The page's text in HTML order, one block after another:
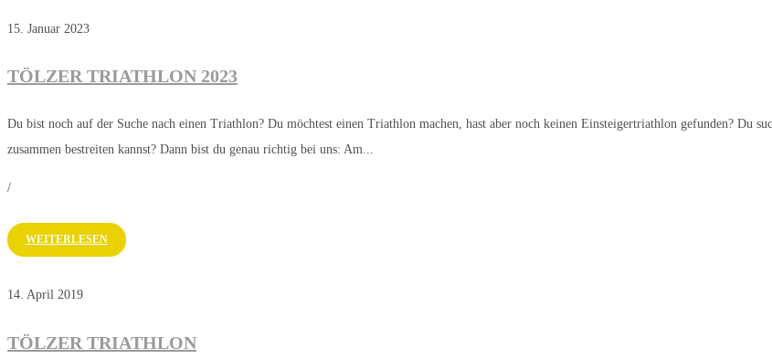
15. Januar 2023
TÖLZER TRIATHLON 2023
Du bist noch auf der Suche nach einen Triathlon? Du möchtest einen Triathlon machen, hast aber noch keinen Einsteigertriathlon gefunden? Du
zusammen bestreiten kannst? Dann bist du genau richtig bei uns: Am...
/
WEITERLESEN
14. April 2019
TÖLZER TRIATHLON